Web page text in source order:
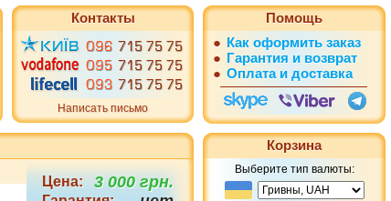
Контакты
Написать письмо
Помощь
● Как оформить заказ
● Гарантия и возврат
● Оплата и доставка
Цена: 3 000 грн.
Корзина
Выберите тип валюты: